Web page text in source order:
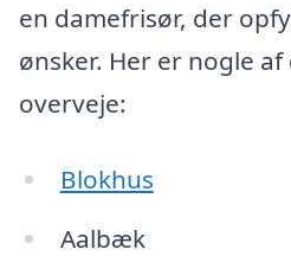
en damefrisør, der
ønsker. Her er nogle
overveje:
Blokhus
Aalbæk